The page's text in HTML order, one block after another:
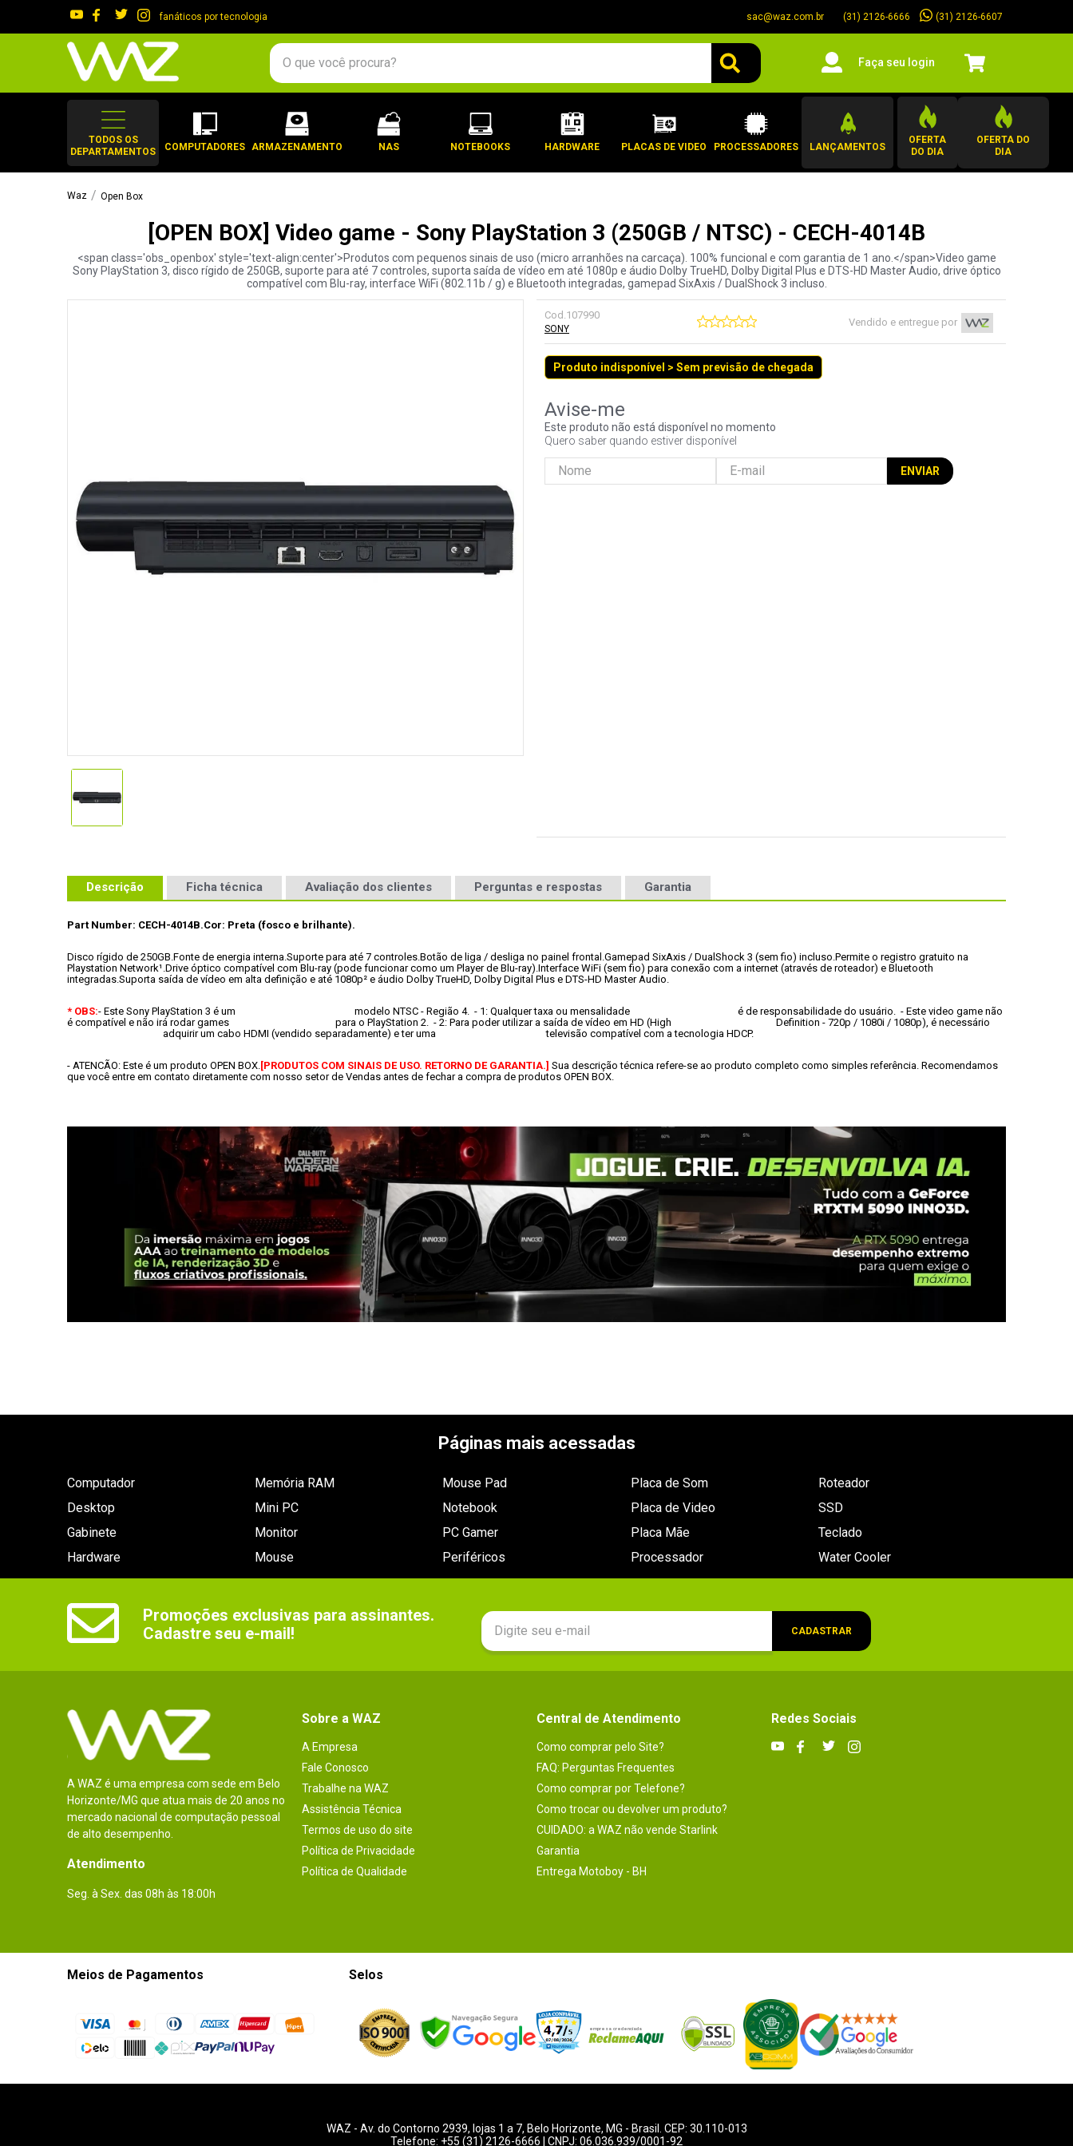
fanáticos por tecnologia sac@waz.com.br (31) 2126-6666 (31) 2126-6607
O que você procura?
Faça seu login
TODOS OS
DEPARTAMENTOS
COMPUTADORES ARMAZENAMENTO NAS NOTEBOOKS HARDWARE PLACAS DE VIDEO PROCESSADORES LANÇAMENTOS
OFERTA
DO DIA
OFERTA DO
DIA
Open Box
[OPEN BOX] Video game - Sony PlayStation 3 (250GB / NTSC) - CECH-4014B
<span class='obs_openbox' style='text-align:center'>Produtos com pequenos sinais de uso (micro arranhões na carcaça). 100% funcional e com garantia de 1 ano.</span>Video game
Sony PlayStation 3, disco rígido de 250GB, suporte para até 7 controles, suporta saída de vídeo em até 1080p e áudio Dolby TrueHD, Dolby Digital Plus e DTS-HD Master Audio, drive óptico
compatível com Blu-ray, interface WiFi (802.11b / g) e Bluetooth integradas, gamepad SixAxis / DualShock 3 incluso.
Cod.107990
SONY
Vendido e entregue por
Produto indisponível > Sem previsão de chegada
Este produto não está disponível no momento
Quero saber quando estiver disponível
ENVIAR
Descrição Ficha técnica Avaliação dos clientes Perguntas e respostas Garantia
Part Number: CECH-4014B.Cor: Preta (fosco e brilhante).
Disco rígido de 250GB.Fonte de energia interna.Suporte para até 7 controles.Botão de liga / desliga no painel frontal .Gamepad SixAxis / DualShock 3 (sem fio) incluso.Permite o registro gratuito na
Playstation Network¹ .Drive óptico compatível com Blu-ray (pode funcionar como um Player de Blu-ray).Interface WiFi (sem fio) para conexão com a internet (através de roteador) e Bluetooth
integradas.Suporta saída de vídeo em alta definição e até 1080p² e áudio Dolby TrueHD, Dolby Digital Plus e DTS-HD Master Audio.
* OBS:- Este Sony PlayStation 3 é um  						modelo NTSC - Região 4. - 1: Qualquer taxa ou mensalidade  						é de responsabilidade do usuário. - Este video game não
é compatível e não irá rodar games  						para o PlayStation 2. - 2: Para poder utilizar a saída de vídeo em HD (High  						Definition - 720p / 1080i / 1080p), é necessário
					adquirir um cabo HDMI (vendido separadamente) e ter uma  						televisão compatível com a tecnologia HDCP.
- ATENCÃO: Este é um produto OPEN BOX.[PRODUTOS COM SINAIS DE USO. RETORNO DE GARANTIA.] Sua descrição técnica refere-se ao produto completo como simples referência. Recomendamos
que você entre em contato diretamente com nosso setor de Vendas antes de fechar a compra de produtos OPEN BOX.
Páginas mais acessadas
Computador
Desktop
Gabinete
Hardware
Memória RAM
Mini PC
Monitor
Mouse
Mouse Pad
Notebook
PC Gamer
Periféricos
Placa de Som
Placa de Video
Placa Mãe
Processador
Roteador
SSD
Teclado
Water Cooler
Promoções exclusivas para assinantes.
Cadastre seu e-mail!
CADASTRAR
A WAZ é uma empresa com sede em Belo
Horizonte/MG que atua mais de 20 anos no
mercado nacional de computação pessoal
de alto desempenho.
Atendimento
Seg. à Sex. das 08h às 18:00h
Sobre a WAZ
A Empresa
Fale Conosco
Trabalhe na WAZ
Assistência Técnica
Termos de uso do site
Política de Privacidade
Política de Qualidade
Central de Atendimento
Como comprar pelo Site?
FAQ: Perguntas Frequentes
Como comprar por Telefone?
Como trocar ou devolver um produto?
CUIDADO: a WAZ não vende Starlink
Garantia
Entrega Motoboy - BH
Redes Sociais
Meios de Pagamentos Selos
WAZ - Av. do Contorno 2939, lojas 1 a 7, Belo Horizonte, MG - Brasil. CEP: 30.110-013
Telefone: +55 (31) 2126-6666 | CNPJ: 06.036.939/0001-92
gabinete
2º
keychron
5º
openbox
6º
mouse